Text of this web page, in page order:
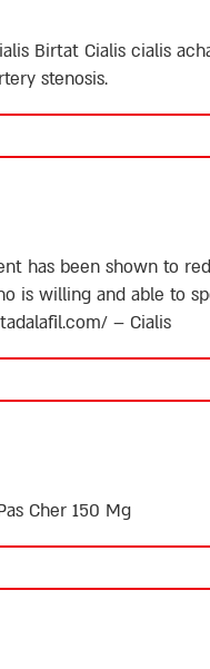
Birtat Cialis cialis
stenosis.
has been shown to
is willing and able to
– Cialis
Cher 150 Mg